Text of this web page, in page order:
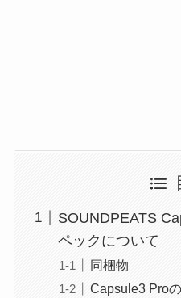
SOUNDPEATS
ペックについて
同梱物
Capsule3 Pro